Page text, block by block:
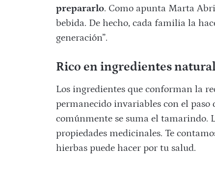
prepararlo. Como apunta Marta
bebida. De hecho, cada familia la
generación”.
Rico en ingredientes
Los ingredientes que conforman la
permanecido invariables con el paso
comúnmente se suma el tamarindo.
propiedades medicinales. Te
hierbas puede hacer por tu salud.